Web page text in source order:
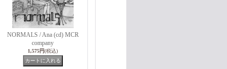
NORMALS / Ana (cd) MCR
company
1,575円(税込)